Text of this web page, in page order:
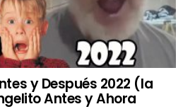
y Después 2022 (la
Antes y Ahora